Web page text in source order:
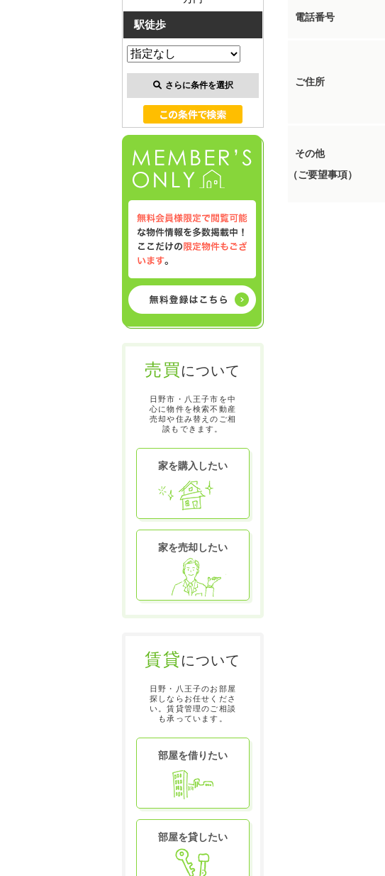
電話番号
ご住所
その他
（ご要望事項）
駅徒歩
さらに条件を選択
売買について
日野市・八王子市を中
心に物件を検索不動産
売却や住み替えのご相
談もできます。
家を購入したい
家を売却したい
賃貸について
日野・八王子のお部屋
探しならお任せくださ
い。賃貸管理のご相談
も承っています。
部屋を借りたい
部屋を貸したい